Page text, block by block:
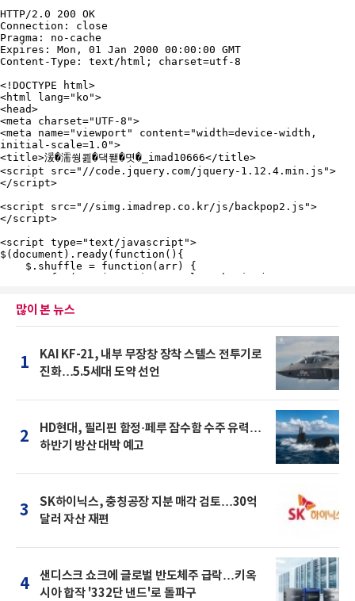
많이 본 뉴스
1
KAI KF-21, 내부 무장창 장착 스텔스 전투기로
진화…5.5세대 도약 선언
2
HD현대, 필리핀 함정·페루 잠수함 수주 유력…
하반기 방산 대박 예고
3
SK하이닉스, 충칭공장 지분 매각 검토…30억
달러 자산 재편
4
샌디스크 쇼크에 글로벌 반도체주 급락…키옥
시아 합작 '332단 낸드'로 돌파구